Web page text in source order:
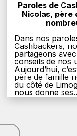
Paroles de
Nicolas, père
Dans nos
Cashbackers,
partageons
conseils de nos
Aujourd’hui,
père de famille
du côté de
nous donne